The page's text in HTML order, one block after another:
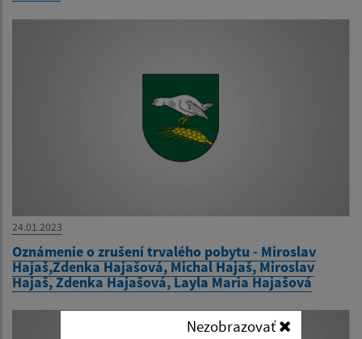
24.01.2023
Oznámenie o zrušení trvalého pobytu - Miroslav
Hajaš,Zdenka Hajašová, Michal Hajaš, Miroslav
Hajaš, Zdenka Hajašová, Layla Maria Hajašová
Nezobrazovať